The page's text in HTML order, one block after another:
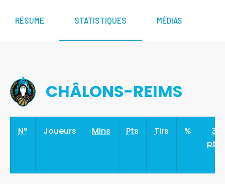
RÉSUME STATISTIQUES MÉDIAS
CHÂLONS-REIMS
N° Joueurs Mins Pts Tirs %
3
pts